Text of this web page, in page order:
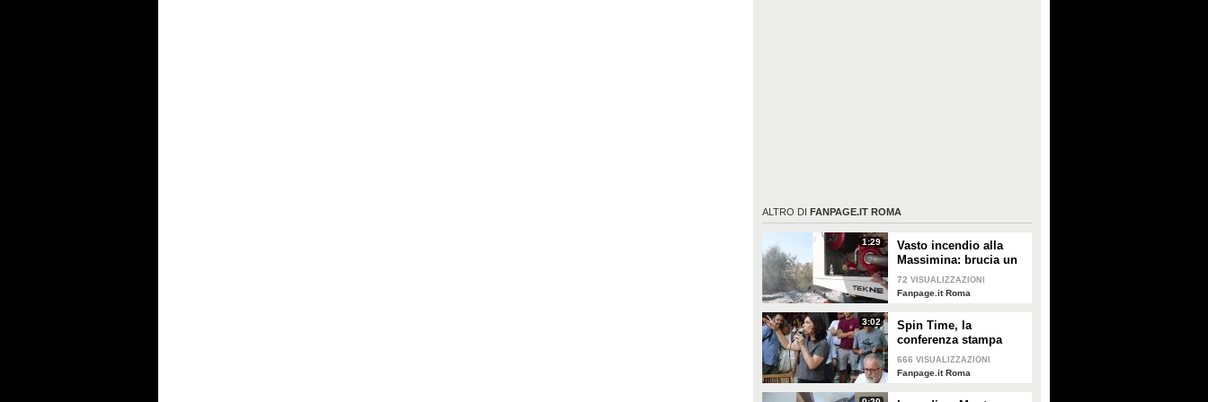
ALTRO DI FANPAGE.IT ROMA
1:29
Vasto incendio alla
Massimina: brucia un
bosco, le fiamme
alimentate dal vento
72 VISUALIZZAZIONI
Fanpage.it Roma
3:02
Spin Time, la
conferenza stampa
degli attivisti: "Non c'è
più tempo, vogliamo
666 VISUALIZZAZIONI
Fanpage.it Roma